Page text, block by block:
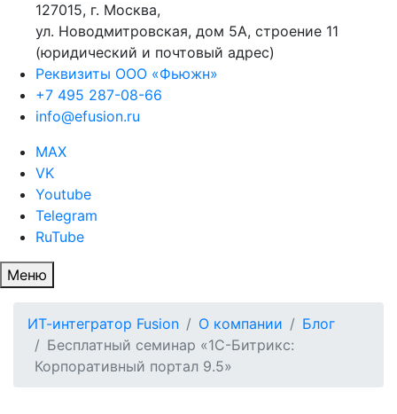
127015, г. Москва,
ул. Новодмитровская, дом 5А, строение 11
(юридический и почтовый адрес)
Реквизиты ООО «Фьюжн»
+7 495 287-08-66
info@efusion.ru
MAX
VK
Youtube
Telegram
RuTube
Меню
ИТ-интегратор Fusion О компании
Блог
Бесплатный семинар «1С-Битрикс:
Корпоративный портал 9.5»